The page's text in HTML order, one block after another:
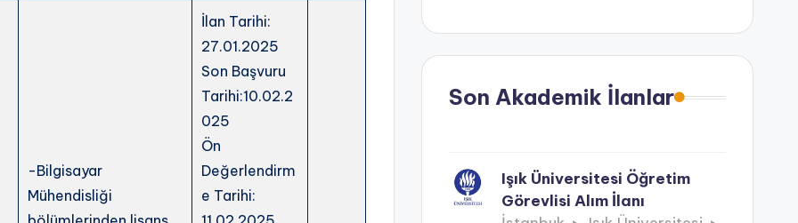
-Bilgisayar
Mühendisliği
İlan Tarihi:
27.01.2025
Son Başvuru
Tarihi:10.02.2
025
Ön
Değerlendirm
e Tarihi:
Son Akademik İlanlar
Işık Üniversitesi Öğretim
Görevlisi Alım İlanı